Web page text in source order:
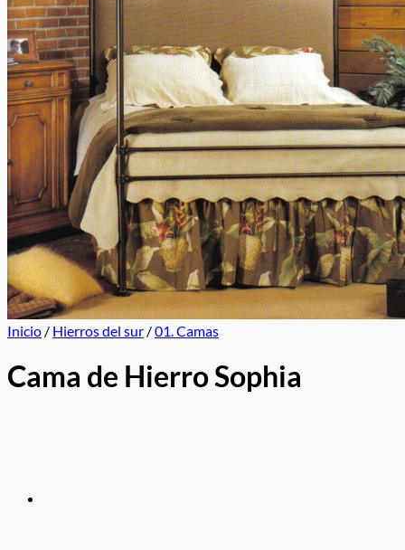
Inicio / Hierros del sur /01. Camas
Cama de Hierro Sophia